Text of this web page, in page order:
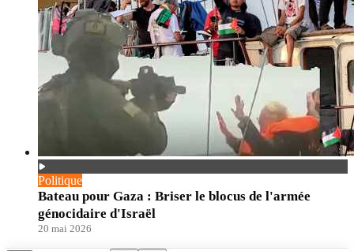
Politique
Bateau pour Gaza : Briser le blocus de l'armée
génocidaire d'Israël
20 mai 2026